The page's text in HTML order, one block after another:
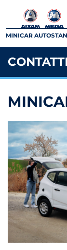
MINICAR
CONTATTI